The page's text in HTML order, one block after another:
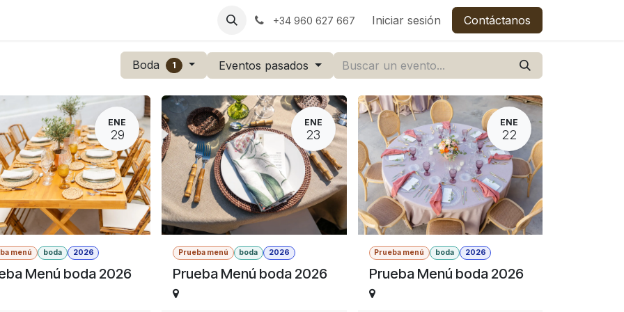
Catering Blog RSC Empleos
+34 960 627 667 Iniciar sesión Contáctanos
Boda 1 Eventos pasados
ENE
29
menú boda 2026
Menú boda 2026
ENE
23
Prueba menú boda 2026
Prueba Menú boda 2026
ENE
22
Prueba menú boda 2026
Prueba Menú boda 2026